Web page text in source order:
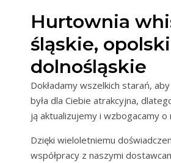
Hurtownia
śląskie,
dolnośląskie
Dokładamy wszelkich starań,
była dla Ciebie atrakcyjna,
ją aktualizujemy i wzbogacamy
Dzięki wieloletniemu
współpracy z naszymi